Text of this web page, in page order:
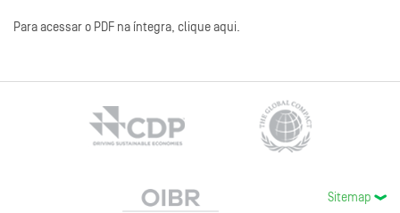
Para acessar o PDF na íntegra, clique aqui.
Sitemap